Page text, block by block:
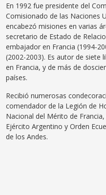
En 1992 fue presidente del
Comisionado de las Naciones
encabezó misiones en varias
secretario de Estado de
embajador en Francia (1994-
(2002-2003). Es autor de siete
en Francia, y de más de
países.
Recibió numerosas
comendador de la Legión de
Nacional del Mérito de
Ejército Argentino y Orden
de los Andes.